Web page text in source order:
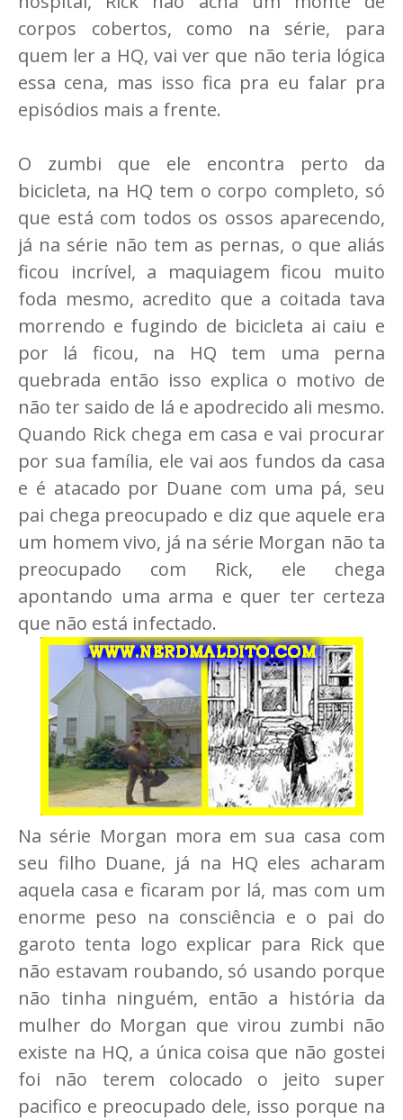
corpos cobertos, como na série, para
quem ler a HQ, vai ver que não teria lógica
essa cena, mas isso fica pra eu falar pra
episódios mais a frente.
O zumbi que ele encontra perto da
bicicleta, na HQ tem o corpo completo, só
que está com todos os ossos aparecendo,
já na série não tem as pernas, o que aliás
ficou incrível, a maquiagem ficou muito
foda mesmo, acredito que a coitada tava
morrendo e fugindo de bicicleta ai caiu e
por lá ficou, na HQ tem uma perna
quebrada então isso explica o motivo de
não ter saido de lá e apodrecido ali mesmo.
Quando Rick chega em casa e vai procurar
por sua família, ele vai aos fundos da casa
e é atacado por Duane com uma pá, seu
pai chega preocupado e diz que aquele era
um homem vivo, já na série Morgan não ta
preocupado com Rick, ele chega
apontando uma arma e quer ter certeza
que não está infectado.
Na série Morgan mora em sua casa com
seu filho Duane, já na HQ eles acharam
aquela casa e ficaram por lá, mas com um
enorme peso na consciência e o pai do
garoto tenta logo explicar para Rick que
não estavam roubando, só usando porque
não tinha ninguém, então a história da
mulher do Morgan que virou zumbi não
existe na HQ, a única coisa que não gostei
foi não terem colocado o jeito super
pacifico e preocupado dele, isso porque na